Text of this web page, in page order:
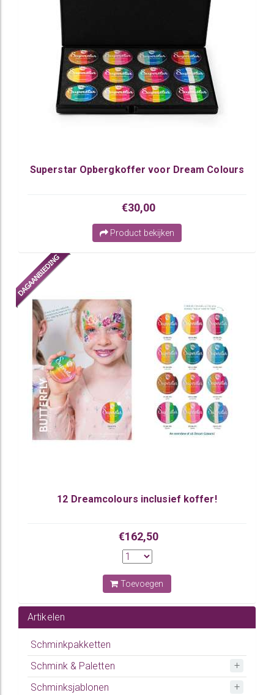
Superstar Opbergkoffer voor Dream Colours
€30,00
Product bekijken
12 Dreamcolours inclusief koffer!
€162,50
Toevoegen
Artikelen
Schminkpakketten
Schmink & Paletten
Schminksjablonen